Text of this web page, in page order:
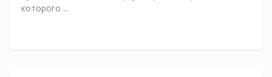
которого ...